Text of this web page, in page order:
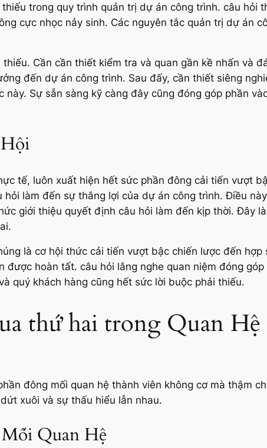
trong quy trình quản trị dự án công trình. câu hỏi
cực nhọc nảy sinh. Các nguyên tắc quản trị dự án
Cần cần thiết kiểm tra và quan gần kề nhấn và
đến dự án công trình. Sau đấy, cần thiết siêng
Sự sẵn sàng kỹ càng đây cũng đóng góp phần
tế, luôn xuất hiện hết sức phần đông cải tiến vượt
làm đến sự thắng lợi của dự án công trình. Điều
giới thiệu quyết định câu hỏi làm đến kịp thời. Đây
là cơ hội thức cải tiến vượt bậc chiến lược đến hợp
hoàn tất. câu hỏi lắng nghe quan niệm đóng
quý khách hàng cũng hết sức lời buộc phải thiếu.
thứ hai trong Quan
đông mối quan hệ thành viên không cơ mà thậm
xuôi và sự thấu hiểu lẫn nhau.
Quan Hệ